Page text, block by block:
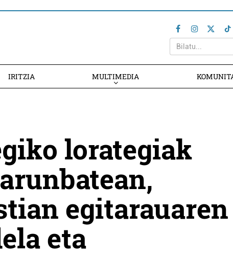
IRITZIA MULTIMEDIA
lorategiak
egitarauaren
eta